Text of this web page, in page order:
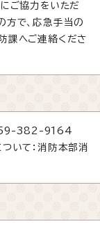
ご協力をいただ
方で、応急手当の
課へご連絡くださ
382-9164
いて：消防本部消